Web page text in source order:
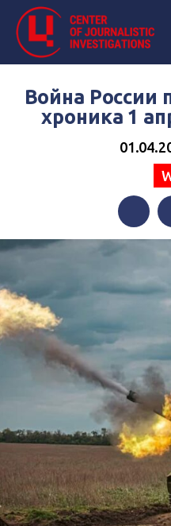
Война России
хроника 1
Facebook